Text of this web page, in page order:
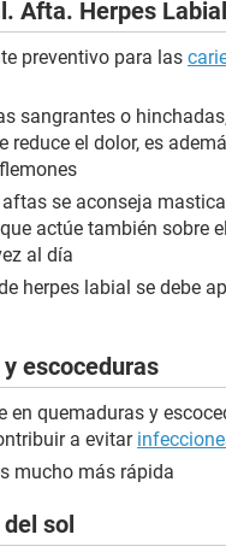
Afta. Herpes Labial
preventivo para las
sangrantes o
reduce el dolor, es
aftas se aconseja
actúe también sobre
al día
herpes labial se debe
escoceduras
en quemaduras y
a evitar
mucho más rápida
sol